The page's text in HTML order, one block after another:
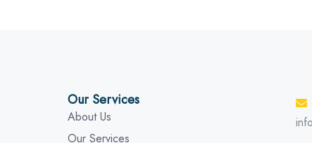
Our Services
About Us
Our Services